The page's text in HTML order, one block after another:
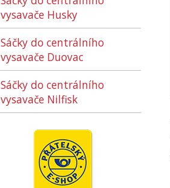
vysavače Husky
Sáčky do centrálního
vysavače Duovac
Sáčky do centrálního
vysavače Nilfisk